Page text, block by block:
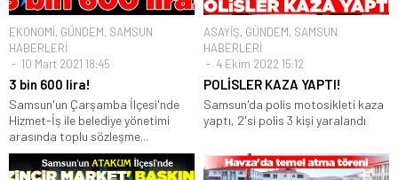
EKONOMİ, GÜNDEM, SAMSUN
HABERLERİ
10 Mart 2021 18:45
3 bin 600 lira!
Samsun'un Çarşamba İlçesi'nde
Hizmet-İş ile belediye yönetimi
arasında toplu sözleşme...
ASAYİŞ, GÜNDEM, SAMSUN
HABERLERİ
4 Ekim 2022 15:12
POLİSLER KAZA YAPTI!
Samsun'da polis motosikleti kaza
yaptı, 2'si polis 3 kişi yaralandı